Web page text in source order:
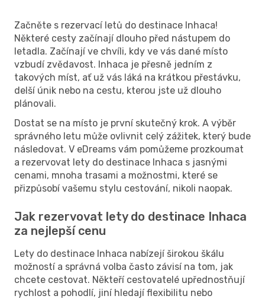
Začněte s rezervací letů do destinace Inhaca!
Některé cesty začínají dlouho před nástupem do
letadla. Začínají ve chvíli, kdy ve vás dané místo
vzbudí zvědavost. Inhaca je přesně jedním z
takových míst, ať už vás láká na krátkou přestávku,
delší únik nebo na cestu, kterou jste už dlouho
plánovali.
Dostat se na místo je první skutečný krok. A výběr
správného letu může ovlivnit celý zážitek, který bude
následovat. V eDreams vám pomůžeme prozkoumat
a rezervovat lety do destinace Inhaca s jasnými
cenami, mnoha trasami a možnostmi, které se
přizpůsobí vašemu stylu cestování, nikoli naopak.
Jak rezervovat lety do destinace Inhaca
za nejlepší cenu
Lety do destinace Inhaca nabízejí širokou škálu
možností a správná volba často závisí na tom, jak
chcete cestovat. Někteří cestovatelé upřednostňují
rychlost a pohodlí, jiní hledají flexibilitu nebo